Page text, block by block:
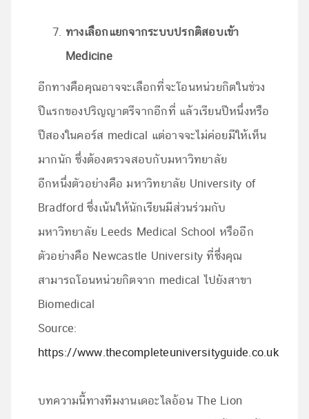
ทางเลือกแยกจากระบบปรกติสอบเข้า
Medicine
อีกทางคือคุณอาจจะเลือกที่จะโอนหน่วยกิตในช่วง
ปีแรกของปริญญาตรีจากอีกที่ แล้วเรียนปีหนึ่งหรือ
ปีสองในคอร์ส medical แต่อาจจะไม่ค่อยมีให้เห็น
มากนัก ซึ่งต้องตรวจสอบกับมหาวิทยาลัย
อีกหนึ่งตัวอย่างคือ มหาวิทยาลัย University of
Bradford ซึ่งเน้นให้นักเรียนมีส่วนร่วมกับ
มหาวิทยาลัย Leeds Medical School หรืออีก
ตัวอย่างคือ Newcastle University ที่ซึ่งคุณ
สามารถโอนหน่วยกิตจาก medical ไปยังสาขา
Biomedical
Source:
https://www.thecompleteuniversityguide.co.uk
บทความนี้ทางทีมงานเดอะไลอ้อน The Lion